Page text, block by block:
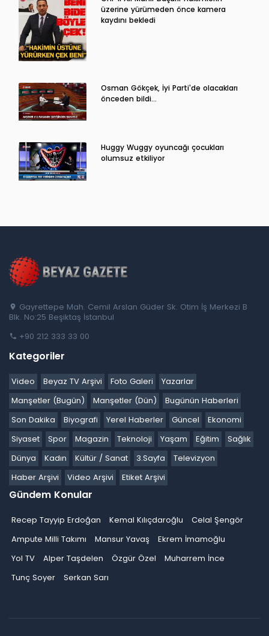
üzerine yürümeden önce kamera
kaydını bekledi
Osman Gökçek, İyi Parti'de olacakları
önceden bildi...
Huggy Wuggy oyuncağı çocukları
olumsuz etkiliyor
Gayrettepe Mah. Cemil Arslan Güder Sk. Otim İş Merkezi B
Blk. No:25 Beşiktaş İstanbul
+90 212 333 33 00
Kategoriler
Video Beyaz TV Arşivi Foto Galeri
Yazarlar
Manşetler (Bugün)
Manşetler (Dün)
Bugünün Haberleri
Son Dakika
Biyografi Yerel Haberler Güncel
Ekonomi
Siyaset
Spor Magazin Teknoloji Yaşam Eğitim
Sağlık
Dünya
Kadın Kültür / Sanat 3.Sayfa
Televizyon
Haber Arşivi
Video Arşivi Etiket Arşivi
Gündem Konular
Recep Tayyip Erdoğan Kemal Kılıçdaroğlu
Celal Şengör
Ampute Milli Takımı
Mansur Yavaş
Ekrem İmamoğlu
Yol TV
Alper Taşdelen Özgür Özel
Muharrem İnce
Tunç Soyer
Serkan Sarı